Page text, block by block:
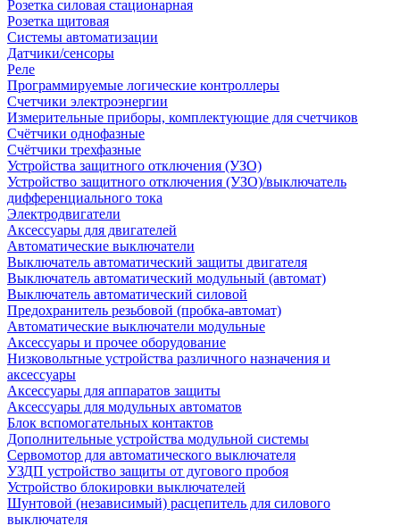
Розетка силовая стационарная
Розетка щитовая
Системы автоматизации
Датчики/сенсоры
Реле
Программируемые логические контроллеры
Счетчики электроэнергии
Измерительные приборы, комплектующие для счетчиков
Счётчики однофазные
Счётчики трехфазные
Устройства защитного отключения (УЗО)
Устройство защитного отключения (УЗО)/выключатель
дифференциального тока
Электродвигатели
Аксессуары для двигателей
Автоматические выключатели
Выключатель автоматический защиты двигателя
Выключатель автоматический модульный (автомат)
Выключатель автоматический силовой
Предохранитель резьбовой (пробка-автомат)
Автоматические выключатели модульные
Аксессуары и прочее оборудование
Низковольтные устройства различного назначения и
аксессуары
Аксессуары для аппаратов защиты
Аксессуары для модульных автоматов
Блок вспомогательных контактов
Дополнительные устройства модульной системы
Сервомотор для автоматического выключателя
УЗДП устройство защиты от дугового пробоя
Устройство блокировки выключателей
Шунтовой (независимый) расцепитель для силового
выключателя